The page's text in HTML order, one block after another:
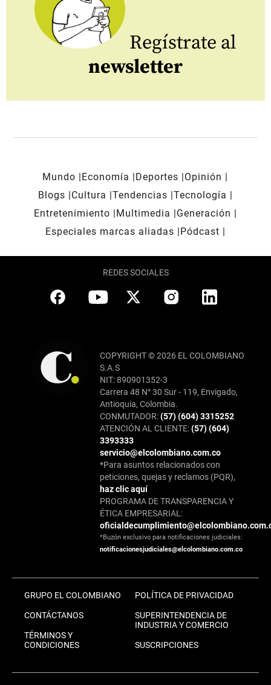
Regístrate al
newsletter
Mundo Economía Deportes
Opinión
Blogs
Cultura Tendencias Tecnología
Entretenimiento
Multimedia
Generación
Especiales marcas aliadas
Pódcast
REDES SOCIALES
COPYRIGHT © 2026 EL COLOMBIANO
S.A.S
NIT: 890901352-3
Carrera 48 N° 30 Sur - 119, Envigado,
Antioquia, Colombia.
CONMUTADOR:(57) (604) 3315252
ATENCIÓN AL CLIENTE:(57) (604)
3393333
servicio@elcolombiano.com.co
*Para asuntos relacionados con
peticiones, quejas y reclamos (PQR),
haz clic aquí
PROGRAMA DE TRANSPARENCIA Y
ÉTICA EMPRESARIAL:
*Buzón exclusivo para notificaciones judiciales:
notificacionesjudiciales@elcolombiano.com.co
GRUPO EL COLOMBIANO
CONTÁCTANOS
TÉRMINOS Y
CONDICIONES
POLÍTICA DE PRIVACIDAD
SUPERINTENDENCIA DE
INDUSTRIA Y COMERCIO
SUSCRIPCIONES